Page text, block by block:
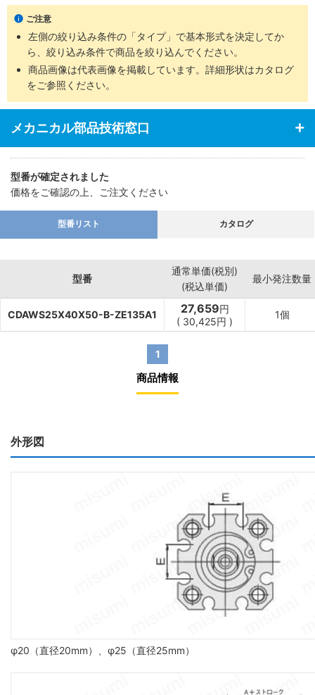
が可能
【用途】
・あらゆる業界の空気圧機器や生産ラインに対応
ご注意
左側の絞り込み条件の「タイプ」で基本形式を決定してか
ら、絞り込み条件で商品を絞り込んでください。
商品画像は代表画像を掲載しています。詳細形状はカタログ
をご参照ください。
メカニカル部品技術窓口
型番が確定されました
価格をご確認の上、ご注文ください
型番リスト カタログ
型番
通常単価(税別)
(税込単価)
最小発注数量
CDAWS25X40X50-B-ZE135A1 27,659円
( 30,425円 )
1個
1
商品情報
外形図
φ20（直径20mm）、φ25（直径25mm）